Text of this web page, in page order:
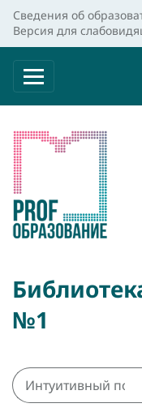
Сведения об
Версия для
№1